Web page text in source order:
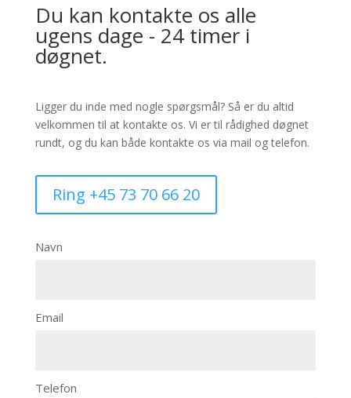
Du kan kontakte os alle
ugens dage - 24 timer i
døgnet.
Ligger du inde med nogle spørgsmål? Så er du altid
velkommen til at kontakte os. Vi er til rådighed døgnet
rundt, og du kan både kontakte os via mail og telefon.
Ring +45 73 70 66 20
Navn
Email
Telefon